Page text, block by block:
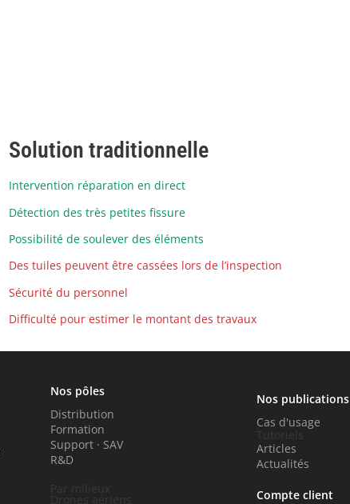
Solution traditionnelle
Intervention réparation en direct
Détection des très petites fissure
Possibilité de soulever des éléments
Des tuiles peuvent être cassées lors de l’inspection
Sécurité du personnel
Difficulté pour estimer le montant des travaux
Nos pôles
Distribution
Formation
Support · SAV
R&D
Nos publications
Cas d'usage
Articles
Actualités
Compte client